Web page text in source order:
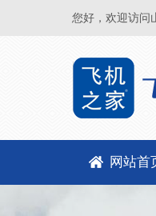
您好，欢迎访问
网站首